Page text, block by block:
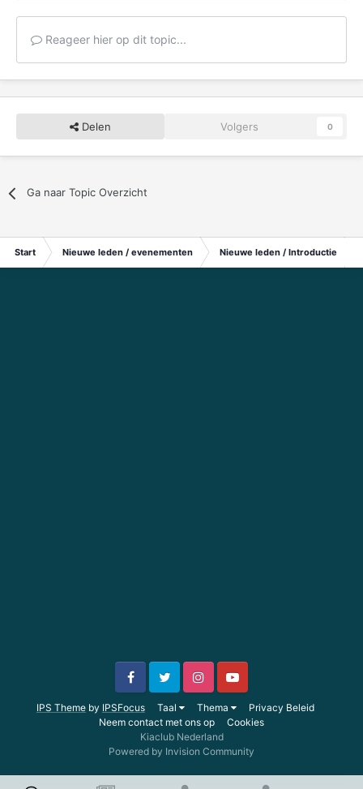
Reageer hier op dit topic...
Delen Volgers 0
Ga naar Topic Overzicht
Start Nieuwe leden / evenementen Nieuwe leden / Introductie
IPS Theme by IPSFocus Taal Thema
Privacy Beleid
Neem contact met ons op
Cookies
Kiaclub Nederland
Powered by Invision Community